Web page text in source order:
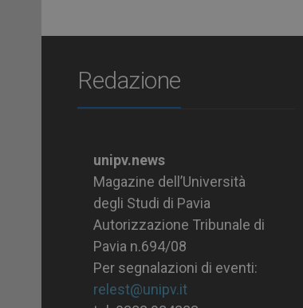
Redazione
unipv.news
Magazine dell’Università
degli Studi di Pavia
Autorizzazione Tribunale di
Pavia n.694/08
Per segnalazioni di eventi:
relest@unipv.it